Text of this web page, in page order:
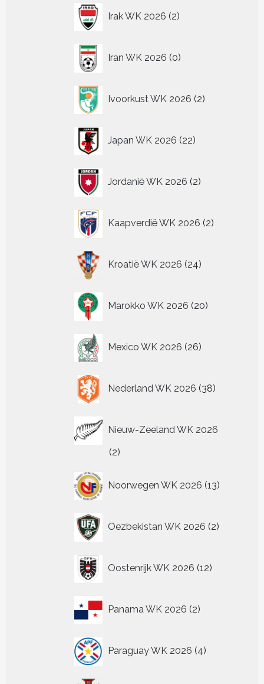
Irak WK 2026 2
producten
Iran WK 2026 0
producten
Ivoorkust WK 2026 2
producten
Japan WK 2026 22
producten
Jordanië WK 2026 2
producten
Kaapverdië WK 2026 2
producten
Kroatië WK 2026 24
producten
Marokko WK 2026 20
producten
Mexico WK 2026 26
producten
Nederland WK 2026 38
producten
Nieuw-Zeeland WK 2026
22
Noorwegen WK 2026 13
producten
Oezbekistan WK 2026 2
producten
Oostenrijk WK 2026 12
producten
Panama WK 2026 2
producten
Paraguay WK 2026 4
producten